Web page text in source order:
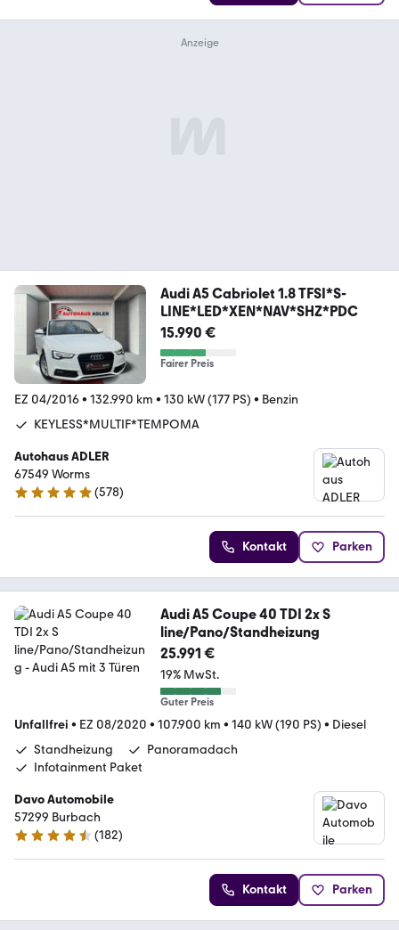
Audi A5 Cabriolet 1.8 TFSI*S-
LINE*LED*XEN*NAV*SHZ*PDC
15.990 €
Fairer Preis
EZ 04/2016• 132.990 km • 130 kW (177 PS) • Benzin
KEYLESS*MULTIF*TEMPOMA
Autohaus ADLER
67549 Worms
4.9 Sterne
(578)
Kontakt Parken
Audi A5 Coupe 40 TDI 2x S
line/Pano/Standheizung
25.991 €
19% MwSt.
Guter Preis
Unfallfrei • EZ 08/2020 • 107.900 km • 140 kW (190 PS) • Diesel
Standheizung
Panoramadach
Infotainment Paket
Davo Automobile
57299 Burbach
4.5 Sterne
(182)
Kontakt Parken